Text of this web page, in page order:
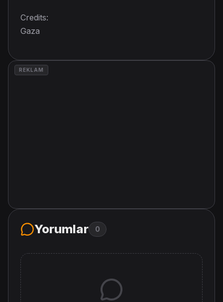
Credits:
Gaza
REKLAM
Yorumlar 0